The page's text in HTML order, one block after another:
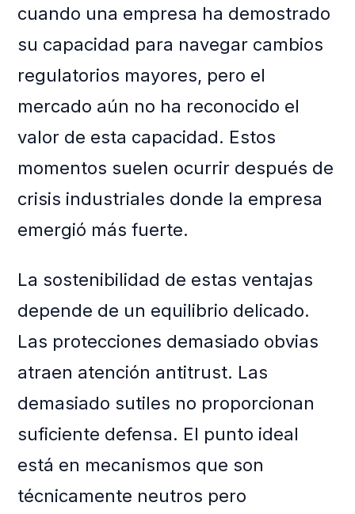
cuando una empresa ha demostrado
su capacidad para navegar cambios
regulatorios mayores, pero el
mercado aún no ha reconocido el
valor de esta capacidad. Estos
momentos suelen ocurrir después de
crisis industriales donde la empresa
emergió más fuerte.
La sostenibilidad de estas ventajas
depende de un equilibrio delicado.
Las protecciones demasiado obvias
atraen atención antitrust. Las
demasiado sutiles no proporcionan
suficiente defensa. El punto ideal
está en mecanismos que son
técnicamente neutros pero